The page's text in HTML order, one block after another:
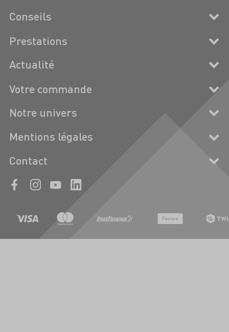
Conseils
Prestations
Actualité
Votre commande
Notre univers
Mentions légales
Contact